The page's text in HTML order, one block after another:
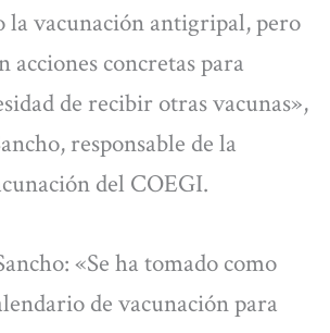
la vacunación antigripal, pero
acciones concretas para
de recibir otras vacunas»,
responsable de la
del COEGI.
«Se ha tomado como
de vacunación para